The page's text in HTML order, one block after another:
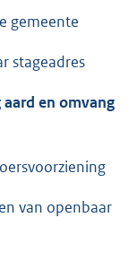
gemeente
stageadres
en omvang
van openbaar